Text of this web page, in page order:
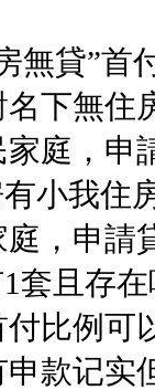
無貸”
下無住
庭，申
小我住
，申請
套且存
比例可
款记实